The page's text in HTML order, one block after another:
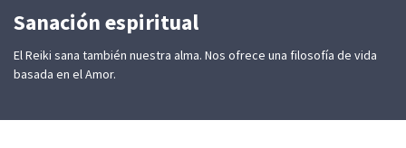
Sanación espiritual
El Reiki sana también nuestra alma. Nos ofrece una filosofía de vida
basada en el Amor.